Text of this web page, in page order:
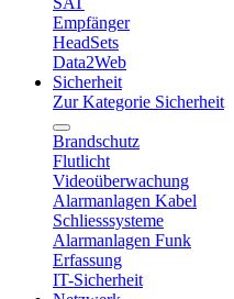
Empfänger
HeadSets
Data2Web
Sicherheit
Zur Kategorie Sicherheit
Brandschutz
Flutlicht
Videoüberwachung
Alarmanlagen Kabel
Schliesssysteme
Alarmanlagen Funk
Erfassung
IT-Sicherheit